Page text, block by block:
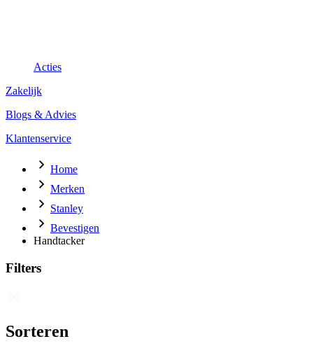
Acties
Zakelijk
Blogs & Advies
Klantenservice
Home
Merken
Stanley
Bevestigen
Handtacker
Filters
Sorteren